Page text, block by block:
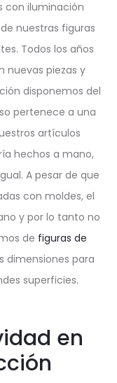
con iluminación
nuestras figuras
Todos los años
nuevas piezas y
disponemos del
pertenece a una
artículos
hechos a mano,
A pesar de que
con moldes, el
y por lo tanto no
de figuras de
dimensiones para
superficies.
en